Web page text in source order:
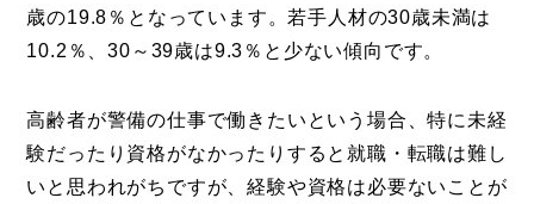
歳の19.8％となっています。若手人材の30歳未満は
10.2％、30～39歳は9.3％と少ない傾向です。
高齢者が警備の仕事で働きたいという場合、特に未経
験だったり資格がなかったりすると就職・転職は難し
いと思われがちですが、経験や資格は必要ないことが